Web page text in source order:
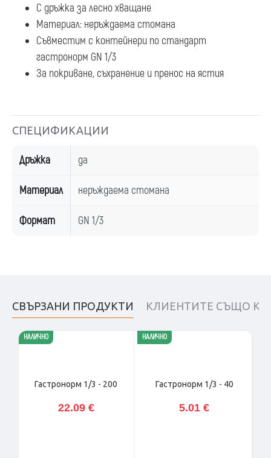
С дръжка за лесно хващане
Материал: неръждаема стомана
Съвместим с контейнери по стандарт
гастронорм GN 1/3
За покриване, съхранение и пренос на ястия
СПЕЦИФИКАЦИИ
Дръжка да
Материал неръждаема стомана
Формат GN 1/3
СВЪРЗАНИ ПРОДУКТИ КЛИЕНТИТЕ СЪЩО
НАЛИЧНО
Гастронорм 1/3 - 200
22.09 €
НАЛИЧНО
Гастронорм 1/3 - 40
5.01 €